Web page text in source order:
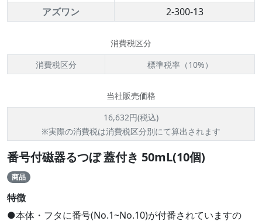
アズワン
2-300-13
消費税区分
消費税区分
標準税率（10%）
当社販売価格
16,632円(税込)
※実際の消費税は消費税区分別にて算出されます
番号付磁器るつぼ 蓋付き 50mL(10個)
商品
特徴
●本体・フタに番号(No.1~No.10)が付番されていますの